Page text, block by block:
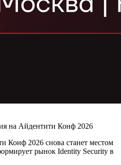
на Айдентити Конф 2026
Конф 2026 снова станет местом
рынок Identity Security в